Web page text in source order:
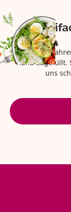
Seit über 42
Hand abgefüllt.
uns